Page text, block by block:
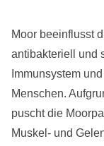
Moor beeinflusst
antibakteriell und
Immunsystem
Menschen.
puscht die
Muskel- und